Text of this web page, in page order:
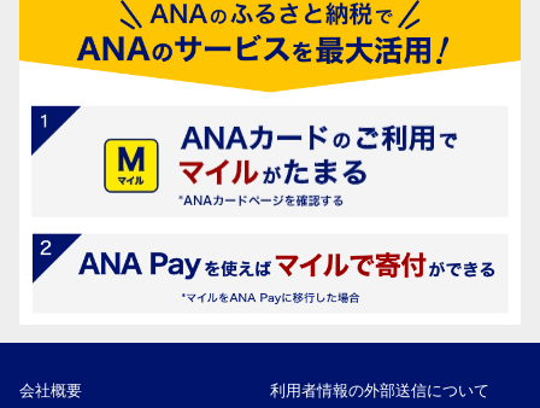
会社概要 利用者情報の外部送信について